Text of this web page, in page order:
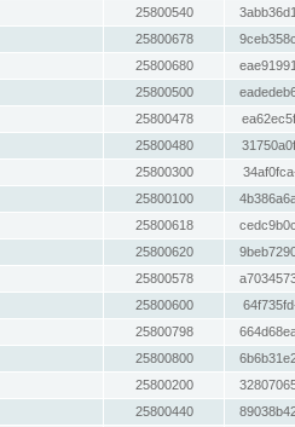
25800540
25800678
25800680
25800500
25800478
25800480
25800300
25800100
25800618
25800620
25800578
25800600
25800798
25800800
25800200
25800440